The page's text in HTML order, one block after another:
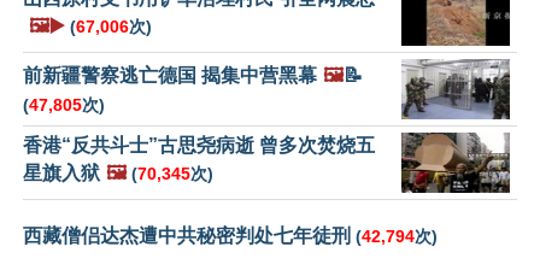
🖼️▶️ (67,006次)
前新疆警察逃亡德国 揭集中营黑幕 🖼️📝
(47,805次)
香港“反共斗士”古思尧病逝 曾多次焚烧五
星旗入狱 🖼️ (70,345次)
西藏僧侣达杰遭中共秘密判处七年徒刑 (42,794次)